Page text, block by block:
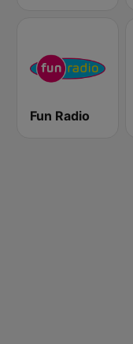
Fun Radio